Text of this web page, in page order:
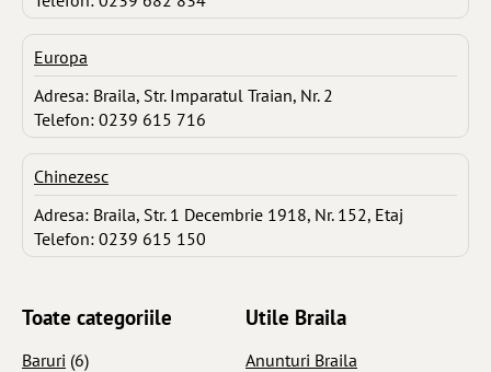
Europa
Adresa: Braila, Str. Imparatul Traian, Nr. 2
Telefon: 0239 615 716
Chinezesc
Adresa: Braila, Str. 1 Decembrie 1918, Nr. 152, Etaj
Telefon: 0239 615 150
Toate categoriile
Baruri (6)
Utile Braila
Anunturi Braila